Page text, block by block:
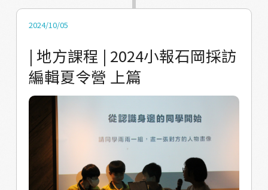
插畫作為新素材，素材製作完成後，第三天的
天觀察的內容，自己選擇照片、撰寫文字與標
題，依照重點的視覺排序來打草稿！ 營隊的最
後一天，我們把場地拉到梅子社區活動中心，
跟同學說明刊物製作需要注意的重點，第一點
是「請用自己觀察的角度出發」；第二點是
「編輯設計沒有正確答案」。兩個小時，同學
們延續前兩天的練習，開始著手設計標題、擺
放照片、繪製插圖、撰寫文章，接下來的發表
梨、柑橘、桃子、酪梨、芭樂、百香果、龍眼
出貨的農友，他們熱情地招待同學們吃水梨，
冰涼的水梨多汁而清甜。 小水道組則是直接脫
鞋下水，觀察灌溉水道在地震後地勢起伏的變
化，嘗試認識河道中的生物，有魚有蝦，甚至
發現了螃蟹！腳踩在沁涼的水流裡，心情也跟
很棒的刺激，兩天觀察下來，其實同學們的想
法和視角都很令人驚喜！而接下來的書寫和實
2024/10/05
| 地方課程 | 2024小報石岡採訪
編輯夏令營 上篇